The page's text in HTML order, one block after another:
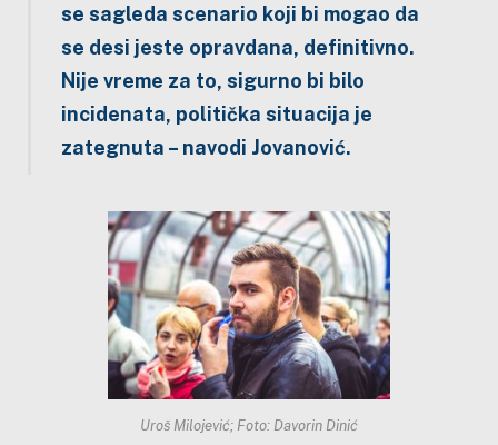
se sagleda scenario koji bi mogao da
se desi jeste opravdana, definitivno.
Nije vreme za to, sigurno bi bilo
incidenata, politička situacija je
zategnuta – navodi Jovanović.
Uroš Milojević; Foto: Davorin Dinić